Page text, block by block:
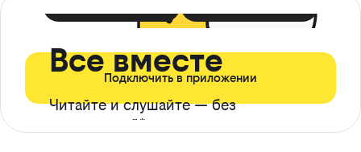
Все вместе
Читайте и слушайте — без
ограничений*
Подключить в приложении